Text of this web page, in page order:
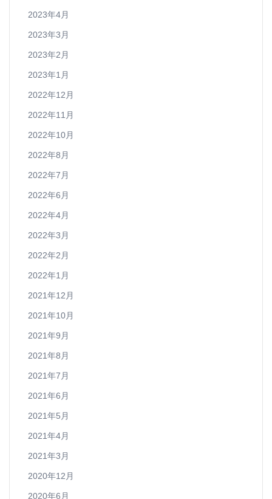
2023年4月
2023年3月
2023年2月
2023年1月
2022年12月
2022年11月
2022年10月
2022年8月
2022年7月
2022年6月
2022年4月
2022年3月
2022年2月
2022年1月
2021年12月
2021年10月
2021年9月
2021年8月
2021年7月
2021年6月
2021年5月
2021年4月
2021年3月
2020年12月
2020年6月